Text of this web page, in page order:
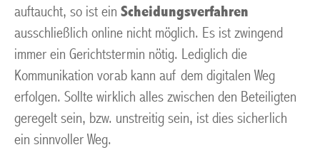
auftaucht, so ist ein Scheidungsverfahren
ausschließlich online nicht möglich. Es ist zwingend
immer ein Gerichtstermin nötig. Lediglich die
Kommunikation vorab kann auf dem digitalen Weg
erfolgen. Sollte wirklich alles zwischen den Beteiligten
geregelt sein, bzw. unstreitig sein, ist dies sicherlich
ein sinnvoller Weg.